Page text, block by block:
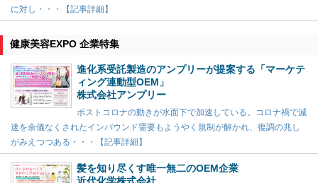
に対し・・・【記事詳細】
健康美容EXPO 企業特集
進化系受託製造のアンプリーが提案する「マーケテ
ィング連動型OEM」
株式会社アンプリー
ポストコロナの動きが水面下で加速している。コロナ禍で減
速を余儀なくされたインバウンド需要もようやく規制が解かれ、復調の兆し
がみえつつある・・・【記事詳細】
髪を知り尽くす唯一無二のOEM企業
近代化学株式会社